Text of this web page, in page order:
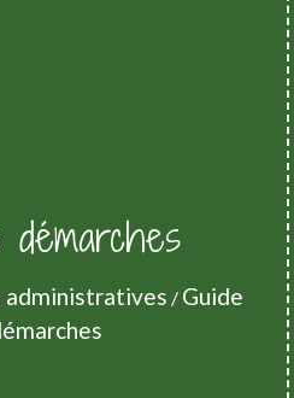
administratives / Guide